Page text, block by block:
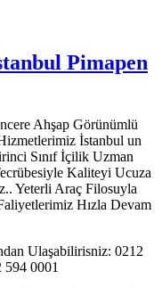
Pimapen
Ahşap Görünümlü
İstanbul un
Sınıf İçilik Uzman
Kaliteyi Ucuza
Yeterli Araç Filosuyla
Hızla Devam
Ulaşabilirisniz: 0212
0001